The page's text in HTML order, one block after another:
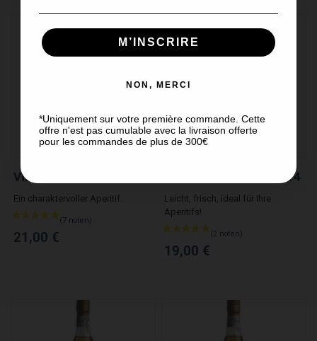
VIEUX PINEAU BLANC
Ein charaktervoller Aperitif.
21,00 €
PINEAU - MONTILS 2014
Leicht, frisch, ideal für Ihre
Aperitifs!
19,00 €
M’INSCRIRE
NON, MERCI
*Uniquement sur votre première commande. Cette
offre n'est pas cumulable avec la livraison offerte
pour les commandes de plus de 300€